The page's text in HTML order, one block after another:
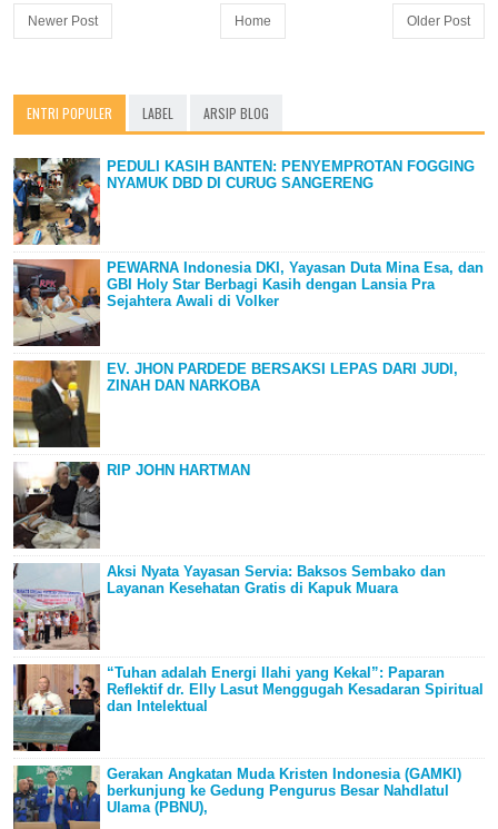
Newer Post Older Post
Home
ENTRI POPULER LABEL ARSIP BLOG
PEDULI KASIH BANTEN: PENYEMPROTAN FOGGING
NYAMUK DBD DI CURUG SANGERENG
PEWARNA Indonesia DKI, Yayasan Duta Mina Esa, dan
GBI Holy Star Berbagi Kasih dengan Lansia Pra
Sejahtera Awali di Volker
EV. JHON PARDEDE BERSAKSI LEPAS DARI JUDI,
ZINAH DAN NARKOBA
RIP JOHN HARTMAN
Aksi Nyata Yayasan Servia: Baksos Sembako dan
Layanan Kesehatan Gratis di Kapuk Muara
“Tuhan adalah Energi Ilahi yang Kekal”: Paparan
Reflektif dr. Elly Lasut Menggugah Kesadaran Spiritual
dan Intelektual
Gerakan Angkatan Muda Kristen Indonesia (GAMKI)
berkunjung ke Gedung Pengurus Besar Nahdlatul
Ulama (PBNU),